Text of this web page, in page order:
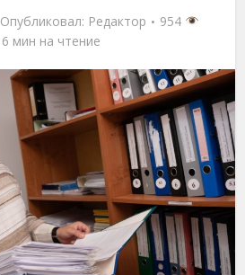
Опубликовал: Редактор
954
6 мин на чтение